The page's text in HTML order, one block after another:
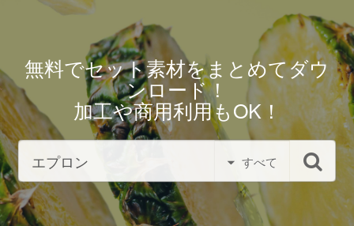
無料でセット素材をまとめてダウ
ンロード！
加工や商用利用もOK！
すべて